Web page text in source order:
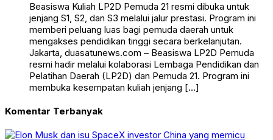
Beasiswa Kuliah LP2D Pemuda 21 resmi dibuka untuk
jenjang S1, S2, dan S3 melalui jalur prestasi. Program ini
memberi peluang luas bagi pemuda daerah untuk
mengakses pendidikan tinggi secara berkelanjutan.
Jakarta, duasatunews.com – Beasiswa LP2D Pemuda
resmi hadir melalui kolaborasi Lembaga Pendidikan dan
Pelatihan Daerah (LP2D) dan Pemuda 21. Program ini
membuka kesempatan kuliah jenjang […]
Komentar Terbanyak